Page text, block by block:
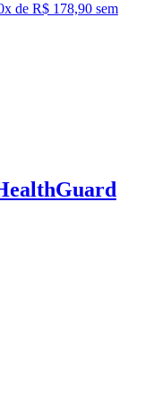
x de R$ 178,90 sem